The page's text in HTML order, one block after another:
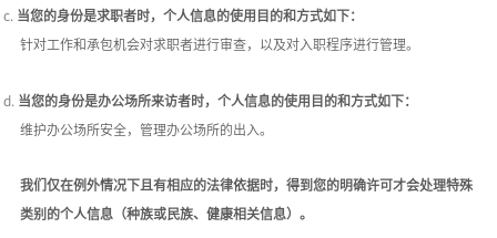
c. 当您的身份是求职者时，个人信息的使用目的和方式如下：
针对工作和承包机会对求职者进行审查，以及对入职程序进行管理。
d. 当您的身份是办公场所来访者时，个人信息的使用目的和方式如下：
维护办公场所安全，管理办公场所的出入。
我们仅在例外情况下且有相应的法律依据时，得到您的明确许可才会处理特殊
类别的个人信息（种族或民族、健康相关信息）。